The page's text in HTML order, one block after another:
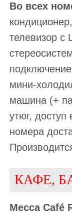
Во всех
телевизор с
мини-
машина (+
утюг,
номера
КАФЕ,
Mecca Café